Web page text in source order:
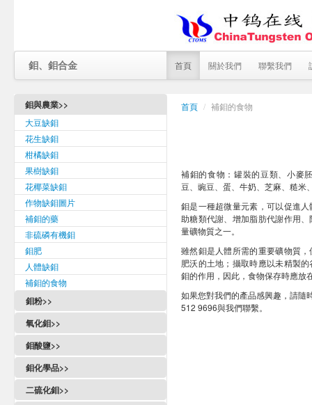
鉬、鉬合金 首頁 關於我們 聯繫我們
鉬與農業>>
大豆缺鉬
花生缺鉬
柑橘缺鉬
果樹缺鉬
花椰菜缺鉬
作物缺鉬圖片
補鉬的藥
非硫磷有機鉬
鉬肥
人體缺鉬
補鉬的食物
鉬粉>>
氧化鉬>>
鉬酸鹽>>
鉬化學品>>
二硫化鉬>>
首頁 / 補鉬的食物
補鉬的食物：罐裝的豆類、小麥
豆、豌豆、蛋、牛奶、芝麻、糙米
鉬是一種超微量元素，可以促進
助糖類代謝、增加脂肪代謝作用
量礦物質之一。
雖然鉬是人體所需的重要礦物質
肥沃的土地；攝取時應以未精製
鉬的作用，因此，食物保存時應放
如果您對我們的產品感興趣，請隨
512 9696與我們聯繫。